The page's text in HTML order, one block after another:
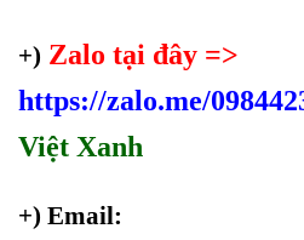
+) Zalo tại đây =>
https://zalo.me/
Việt Xanh
+) Email: